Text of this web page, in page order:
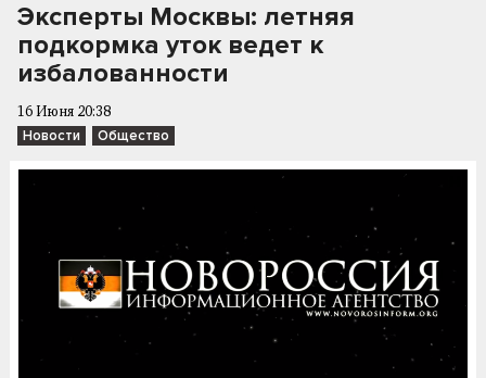
Эксперты Москвы: летняя
подкормка уток ведет к
избалованности
16 Июня 20:38
Новости Общество